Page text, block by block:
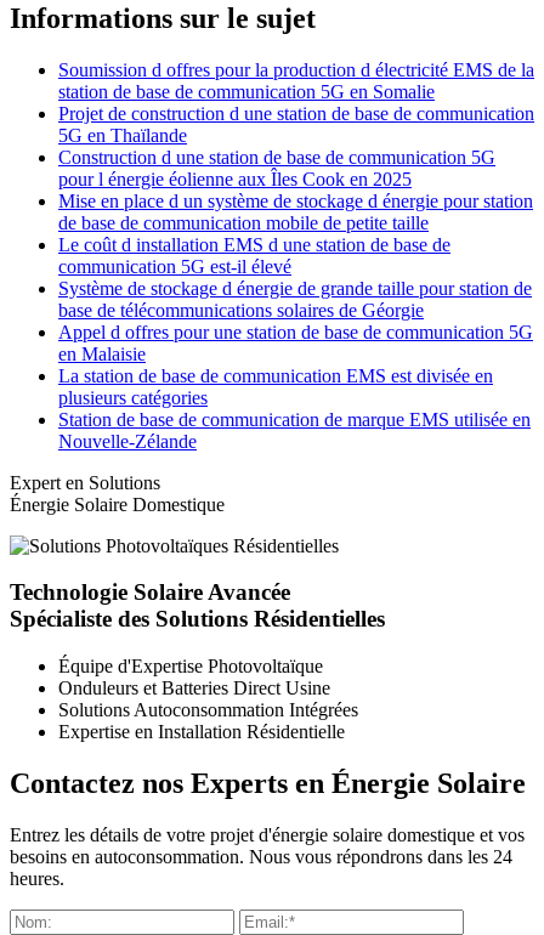
Informations sur le sujet
Soumission d offres pour la production d électricité EMS de la
station de base de communication 5G en Somalie
Projet de construction d une station de base de communication
5G en Thaïlande
Construction d une station de base de communication 5G
pour l énergie éolienne aux Îles Cook en 2025
Mise en place d un système de stockage d énergie pour station
de base de communication mobile de petite taille
Le coût d installation EMS d une station de base de
communication 5G est-il élevé
Système de stockage d énergie de grande taille pour station de
base de télécommunications solaires de Géorgie
Appel d offres pour une station de base de communication 5G
en Malaisie
La station de base de communication EMS est divisée en
plusieurs catégories
Station de base de communication de marque EMS utilisée en
Nouvelle-Zélande
Expert en Solutions
Énergie Solaire Domestique
Technologie Solaire Avancée
Spécialiste des Solutions Résidentielles
Équipe d'Expertise Photovoltaïque
Onduleurs et Batteries Direct Usine
Solutions Autoconsommation Intégrées
Expertise en Installation Résidentielle
Contactez nos Experts en Énergie Solaire
Entrez les détails de votre projet d'énergie solaire domestique et vos
besoins en autoconsommation. Nous vous répondrons dans les 24
heures.